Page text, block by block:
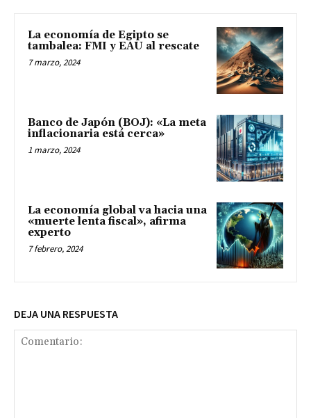
La economía de Egipto se
tambalea: FMI y EAU al rescate
7 marzo, 2024
Banco de Japón (BOJ): «La meta
inflacionaria está cerca»
1 marzo, 2024
La economía global va hacia una
«muerte lenta fiscal», afirma
experto
7 febrero, 2024
DEJA UNA RESPUESTA